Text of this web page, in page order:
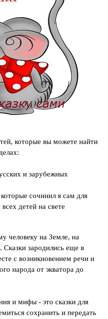
которые вы можете найти
и зарубежных
которые сочинил я сам для
детей на свете
человеку на Земле, на
зародились еще в
с возникновением речи и
народа от экватора до
и мифы - это сказки для
сохранить и передать